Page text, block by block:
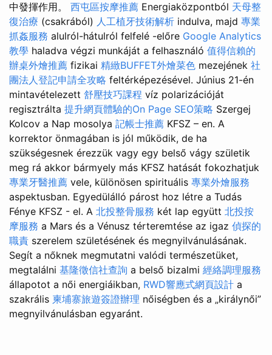
中發揮作用。 西屯區按摩推薦 Energiaközpontból 天母整
復治療 (csakrából) 人工植牙技術解析 indulva, majd 專業
抓姦服務 alulról-hátulról felfelé -előre Google Analytics
教學 haladva végzi munkáját a felhasználó 值得信賴的
辦桌外燴推薦 fizikai 精緻BUFFET外燴菜色 mezejének 社
團法人登記申請全攻略 feltérképezésével. Június 21-én
mintavételezett 舒壓技巧課程 víz polarizációját
regisztrálta 提升網頁體驗的On Page SEO策略 Szergej
Kolcov a Nap mosolya 記帳士推薦 KFSZ – en. A
korrektor önmagában is jól működik, de ha
szükségesnek érezzük vagy egy belső vágy születik
meg rá akkor bármyely más KFSZ hatását fokozhatjuk
專業牙醫推薦 vele, különösen spirituális 專業外燴服務
aspektusban. Egyedülálló párost hoz létre a Tudás
Fénye KFSZ - el. A 北投整骨服務 két lap együtt 北投按
摩服務 a Mars és a Vénusz térteremtése az igaz 偵探的
職責 szerelem születésének és megnyilvánulásának.
Segít a nőknek megmutatni valódi természetüket,
megtalálni 基隆徵信社查詢 a belső bizalmi 經絡調理服務
állapotot a női energiáikban, RWD響應式網頁設計 a
szakrális 柬埔寨旅遊簽證辦理 nőiségben és a „királynői”
megnyilvánulásban egyaránt.